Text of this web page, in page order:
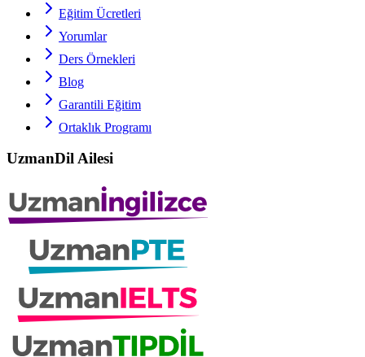
Eğitim Ücretleri
Yorumlar
Ders Örnekleri
Blog
Garantili Eğitim
Ortaklık Programı
UzmanDil Ailesi